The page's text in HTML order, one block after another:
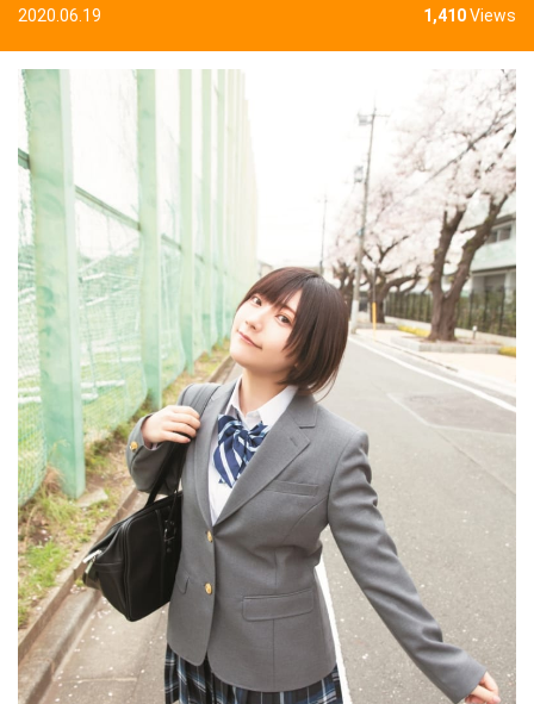
2020.06.19 1,410Views